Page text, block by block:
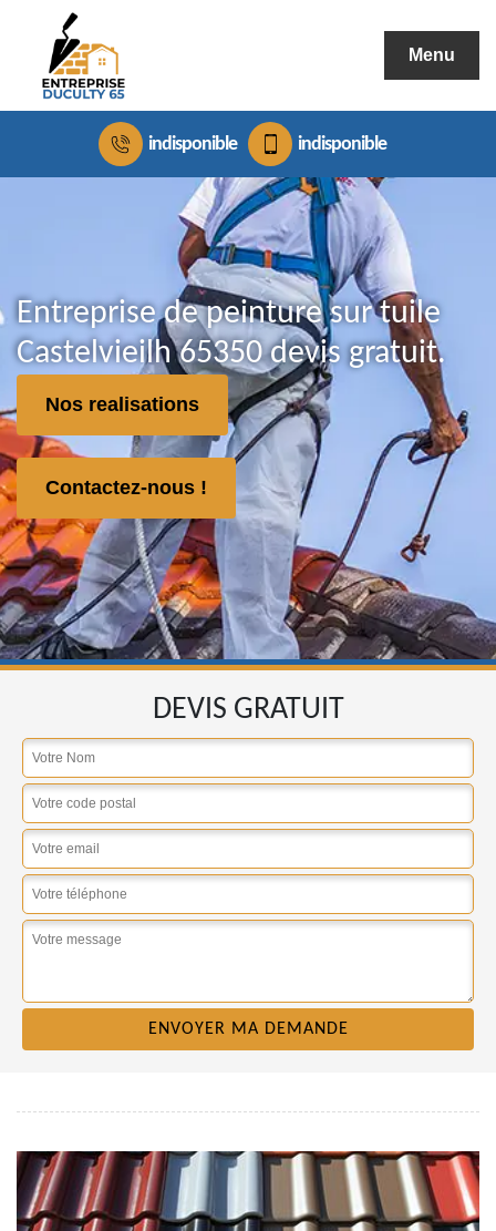
Menu
indisponible indisponible
Entreprise de peinture sur tuile
Castelvieilh 65350 devis gratuit.
Nos realisations
Contactez-nous !
DEVIS GRATUIT